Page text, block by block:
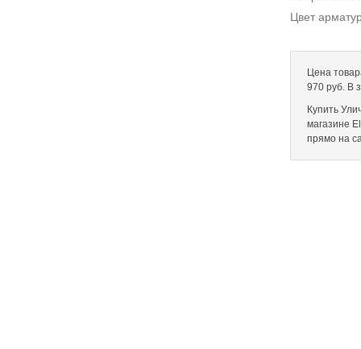
Цвет
Цена
970 руб. В
Купить
магазине
прямо на